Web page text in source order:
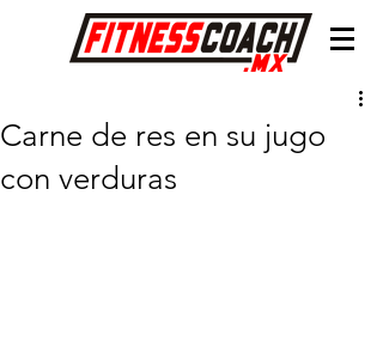
Carne de res en su jugo
con verduras